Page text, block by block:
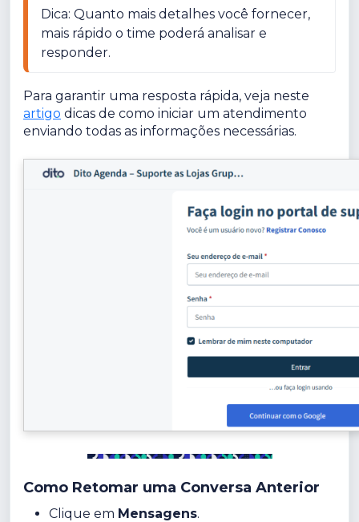
Dica: Quanto mais detalhes você fornecer,
mais rápido o time poderá analisar e
responder.
Para garantir uma resposta rápida, veja neste
artigo dicas de como iniciar um atendimento
enviando todas as informações necessárias.
Como Retomar uma Conversa Anterior
Clique em Mensagens.